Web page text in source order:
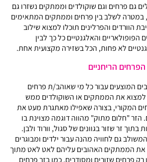
גם פרחים וגם שוקולדים וממתקים נשזרו גם
לשלב בין פרחים וממתקים המתאימים
הוורדים והפרלינים תוכלו למצוא שילוב
הפופולאריים והאלגנטיים כל כך לבין
לא פחות, הכל בשזירה מקצועית אחת.
הריחניים
המוצעים עבור כל מי שאוהב/ת פרחים
למצוא את הממתקים או השוקולדים ממש
המקורי, בצורה שאפילו מאתגרת מעט את
"חלום מתוק" מהווה דוגמה מצוינת בו
בתוך זר שזור בגוונים של סגול, וורוד ולבן.
גם לחוויה מהנה עבור ילדים ומבוגרים
את הממתקים האהובים עליהם לאט לאט מתוך